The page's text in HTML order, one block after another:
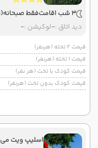
3 شب اقامت فقط صبحانه(BB)
دید اتاق :-لوکیشن :-
قیمت 2 تخته (هرنفر)
قیمت 1 تخته (هرنفر)
قیمت کودک با تخت (هر نفر)
قیمت کودک بدون تخت (هرنفر)
اسلیپ ویت می